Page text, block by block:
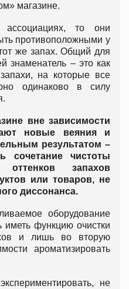
магазине.
то они
противоположными у
же запах. Общий для
знаменатель – это как
на которые все
одинаково в силу
вне зависимости
новые веяния и
результатом –
сочетание чистоты
запахов
или товаров, не
диссонанса.
оборудование
функцию очистки
и лишь во вторую
ароматизировать
не